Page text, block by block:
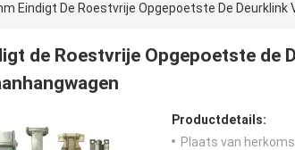
Eindigt De Roestvrije Opgepoetste De
de Roestvrije Opgepoetste de
Productdetails:
Plaats van